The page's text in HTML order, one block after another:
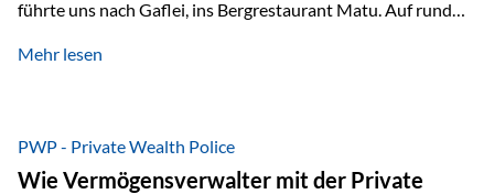
führte uns nach Gaflei, ins Bergrestaurant Matu. Auf rund
beeindruckendes Panorama, sondern auch etwas, das im
verschneiter Landschaft, bei feinem Essen, guter Musik und
einer entspannten…
Mehr lesen
PWP - Private Wealth Police
Wie Vermögensverwalter mit der Private